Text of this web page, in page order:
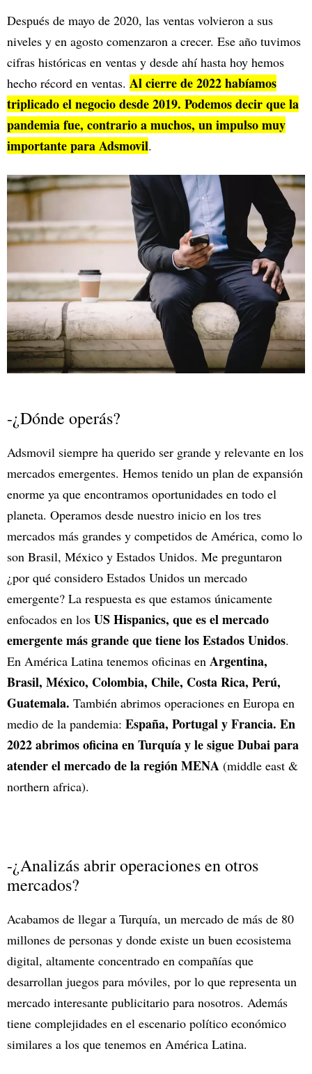
Después de mayo de 2020, las ventas volvieron a sus
niveles y en agosto comenzaron a crecer. Ese año tuvimos
cifras históricas en ventas y desde ahí hasta hoy hemos
hecho récord en ventas. Al cierre de 2022 habíamos
triplicado el negocio desde 2019. Podemos decir que la
pandemia fue, contrario a muchos, un impulso muy
importante para Adsmovil.
-¿Dónde operás?
Adsmovil siempre ha querido ser grande y relevante en los
mercados emergentes. Hemos tenido un plan de expansión
enorme ya que encontramos oportunidades en todo el
planeta. Operamos desde nuestro inicio en los tres
mercados más grandes y competidos de América, como lo
son Brasil, México y Estados Unidos. Me preguntaron
¿por qué considero Estados Unidos un mercado
emergente? La respuesta es que estamos únicamente
enfocados en los US Hispanics, que es el mercado
emergente más grande que tiene los Estados Unidos.
En América Latina tenemos oficinas en Argentina,
Brasil, México, Colombia, Chile, Costa Rica, Perú,
Guatemala. También abrimos operaciones en Europa en
medio de la pandemia: España, Portugal y Francia. En
2022 abrimos oficina en Turquía y le sigue Dubai para
atender el mercado de la región MENA (middle east &
northern africa).
-¿Analizás abrir operaciones en otros
mercados?
Acabamos de llegar a Turquía, un mercado de más de 80
millones de personas y donde existe un buen ecosistema
digital, altamente concentrado en compañías que
desarrollan juegos para móviles, por lo que representa un
mercado interesante publicitario para nosotros. Además
tiene complejidades en el escenario político económico
similares a los que tenemos en América Latina.